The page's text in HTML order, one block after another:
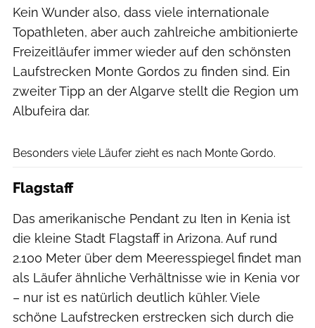
Kein Wunder also, dass viele internationale
Topathleten, aber auch zahlreiche ambitionierte
Freizeitläufer immer wieder auf den schönsten
Laufstrecken Monte Gordos zu finden sind. Ein
zweiter Tipp an der Algarve stellt die Region um
Albufeira dar.
Besonders viele Läufer zieht es nach Monte Gordo.
Flagstaff
Das amerikanische Pendant zu Iten in Kenia ist
die kleine Stadt Flagstaff in Arizona. Auf rund
2.100 Meter über dem Meeresspiegel findet man
als Läufer ähnliche Verhältnisse wie in Kenia vor
– nur ist es natürlich deutlich kühler. Viele
schöne Laufstrecken erstrecken sich durch die